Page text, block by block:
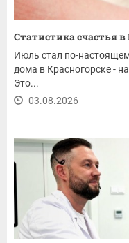
Статистика счастья в
Июль стал по-
дома в Красногорске -
Это...
03.08.2026